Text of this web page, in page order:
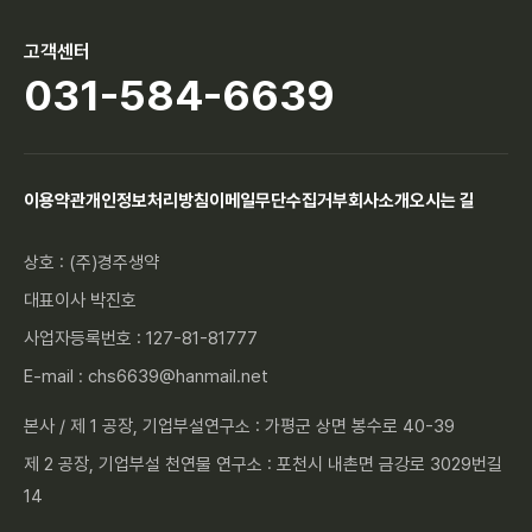
이용약관개인정보처리방침이메일무단수집거부회사소개오시는 길
상호 : (주)경주생약
대표이사 박진호
사업자등록번호 : 127-81-81777
E-mail : chs6639@hanmail.net
본사 / 제 1 공장, 기업부설연구소 : 가평군 상면 봉수로 40-39
제 2 공장, 기업부설 천연물 연구소 : 포천시 내촌면 금강로 3029번길
14
고객센터
031-584-6639